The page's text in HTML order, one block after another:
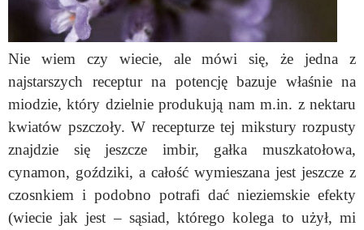
Nie wiem czy wiecie, ale mówi się, że jedna z
najstarszych receptur na potencję bazuje właśnie na
miodzie, który dzielnie produkują nam m.in. z nektaru
kwiatów pszczoły. W recepturze tej mikstury rozpusty
znajdzie się jeszcze imbir, gałka muszkatołowa,
cynamon, goździki, a całość wymieszana jest jeszcze z
czosnkiem i podobno potrafi dać nieziemskie efekty
(wiecie jak jest – sąsiad, którego kolega to użył, mi